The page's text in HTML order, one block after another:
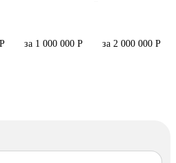
за 1 000 000 Р за 2 000 000 Р